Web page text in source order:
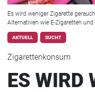
Es wird weniger Zigarette
Alternativen wie E-Zigaretten
AKTUELL SUCHT
Zigarettenkonsum
ES WIRD